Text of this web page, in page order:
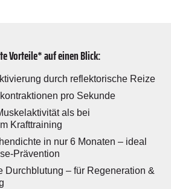
Vorteile* auf einen Blick:
durch reflektorische Reize
pro Sekunde
als bei
Krafttraining
in nur 6 Monaten – ideal
Prävention
Durchblutung – für Regeneration &